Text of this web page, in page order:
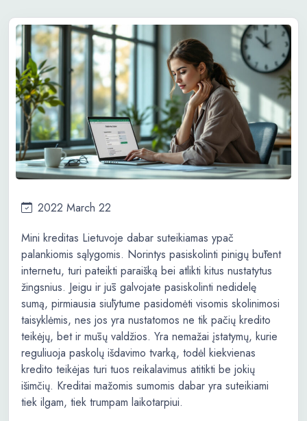
2022 March 22
Mini kreditas Lietuvoje dabar suteikiamas ypač
palankiomis sąlygomis. Norintys pasiskolinti pinigų būtent
internetu, turi pateikti paraišką bei atlikti kitus nustatytus
žingsnius. Jeigu ir jūs galvojate pasiskolinti nedidelę
sumą, pirmiausia siūlytume pasidomėti visomis skolinimosi
taisyklėmis, nes jos yra nustatomos ne tik pačių kredito
teikėjų, bet ir mūsų valdžios. Yra nemažai įstatymų, kurie
reguliuoja paskolų išdavimo tvarką, todėl kiekvienas
kredito teikėjas turi tuos reikalavimus atitikti be jokių
išimčių. Kreditai mažomis sumomis dabar yra suteikiami
tiek ilgam, tiek trumpam laikotarpiui.